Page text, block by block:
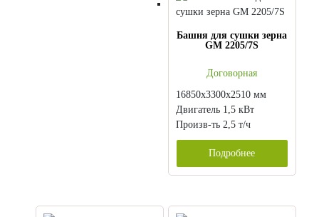
Башня для сушки зерна
GM 2205/7S
Договорная
16850х3300х2510 мм
Двигатель 1,5 кВт
Произв-ть 2,5 т/ч
Подробнее